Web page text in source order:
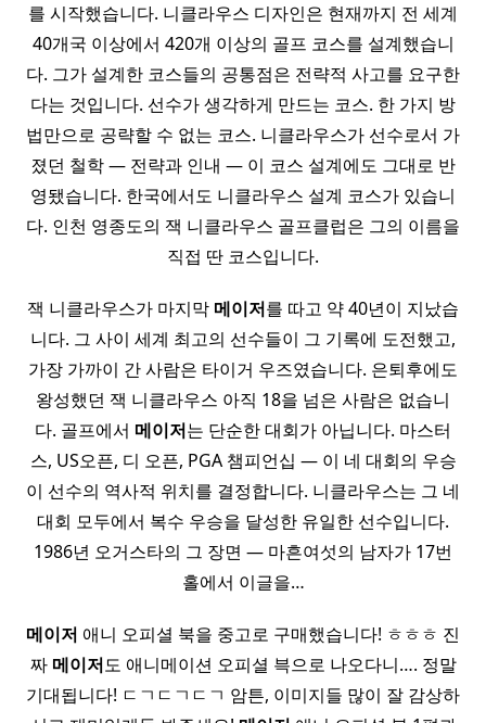
를 시작했습니다. 니클라우스 디자인은 현재까지 전 세계
40개국 이상에서 420개 이상의 골프 코스를 설계했습니
다. 그가 설계한 코스들의 공통점은 전략적 사고를 요구한
다는 것입니다. 선수가 생각하게 만드는 코스. 한 가지 방
법만으로 공략할 수 없는 코스. 니클라우스가 선수로서 가
졌던 철학 — 전략과 인내 — 이 코스 설계에도 그대로 반
영됐습니다. 한국에서도 니클라우스 설계 코스가 있습니
다. 인천 영종도의 잭 니클라우스 골프클럽은 그의 이름을
직접 딴 코스입니다.
잭 니클라우스가 마지막 메이저를 따고 약 40년이 지났습
니다. 그 사이 세계 최고의 선수들이 그 기록에 도전했고,
가장 가까이 간 사람은 타이거 우즈였습니다. 은퇴후에도
왕성했던 잭 니클라우스 아직 18을 넘은 사람은 없습니
다. 골프에서 메이저는 단순한 대회가 아닙니다. 마스터
스, US오픈, 디 오픈, PGA 챔피언십 — 이 네 대회의 우승
이 선수의 역사적 위치를 결정합니다. 니클라우스는 그 네
대회 모두에서 복수 우승을 달성한 유일한 선수입니다.
1986년 오거스타의 그 장면 — 마흔여섯의 남자가 17번
홀에서 이글을…
메이저 애니 오피셜 북을 중고로 구매했습니다! ㅎㅎㅎ 진
짜 메이저도 애니메이션 오피셜 븍으로 나오다니…. 정말
기대됩니다! ㄷㄱㄷㄱㄷㄱ 암튼, 이미지들 많이 잘 감상하